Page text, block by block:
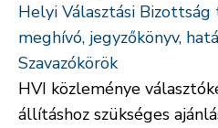
Helyi Választási Bizottság
meghívó, jegyzőkönyv,
Szavazókörök
HVI közleménye
állításhoz szükséges